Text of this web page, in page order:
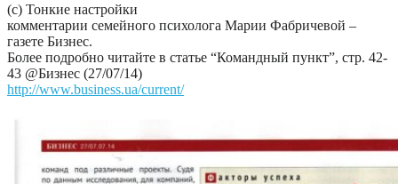
(с) Тонкие настройки
комментарии семейного психолога Марии Фабричевой –
газете Бизнес.
Более подробно читайте в статье “Командный пункт”, стр. 42-
43 @Бизнес (27/07/14)
http://www.business.ua/current/